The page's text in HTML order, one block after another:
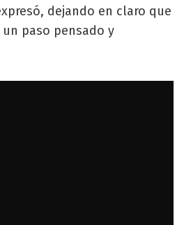
dejando en claro que
paso pensado y